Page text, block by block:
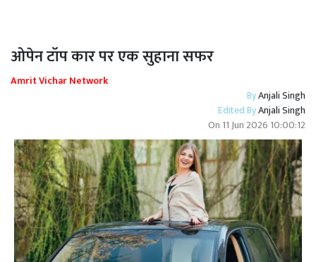
ओपेन टॉप कार पर एक सुहाना सफर
Amrit Vichar Network
ByAnjali Singh
Edited ByAnjali Singh
On 11 Jun 2026 10:00:12